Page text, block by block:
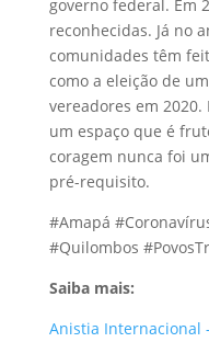
governo federal. Em
reconhecidas. Já no
comunidades têm
como a eleição de
vereadores em
um espaço que é
coragem nunca foi
pré-requisito.
#Amapá
#Quilombos
Saiba mais:
Anistia Internacional